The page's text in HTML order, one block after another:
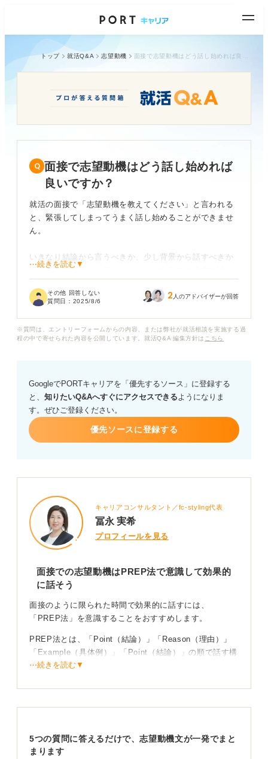
トップ 就活Q&A 志望動機
面接で志望動機はどう話し始めれば
良いですか？
就活の面接で「志望動機を教えてください」と言われる
と、緊張してしまってうまく話し始めることができませ
ん。
いきなり結論から言うべきか、少し背景から話すべきか
毎回迷ってしまい、伝えたいことがあるのに途中で詰ま
うので、最初の一言に自信を持ちたいです。
方はどのようにすると効果的でしょうか？ 自然に入りや
⋯続きを読む▼
その他 回答しない
質問日： 2025/8/6 2 人のアドバイザーが回答
※質問は、エントリーフォームからの内容、または弊社が就活相談を実施する過
程の中で寄せられた内容を公開しています。就活Q&A 編集方針は こちら
GoogleでPORTキャリアを「優先するソース」に登録する
と、 知りたいQ&Aへすぐにアクセスできるようになりま
す。ぜひご登録ください。
優先ソースに登録する
キャリアコンサルタント／fc-styling代表
冨永 実希
プロフィールを見る
面接での志望動機はPREP法で意識して効果的
に話そう
面接のように限られた時間で効果的に話すには、
「PREP法」を意識することをおすすめします。
PREP法とは、「Point（結論）」「Reason（理由）」
「Example（具体例）」「Point（結論）」の順で話す構
成のことです。
最後に「以上の理由から、貴社で〇〇として貢献したい
と考えています」と、改めて結論を述べて締めくくる
⋯続きを読む▼
5つの質問に答えるだけで、志望動機文が一発でまと
まります